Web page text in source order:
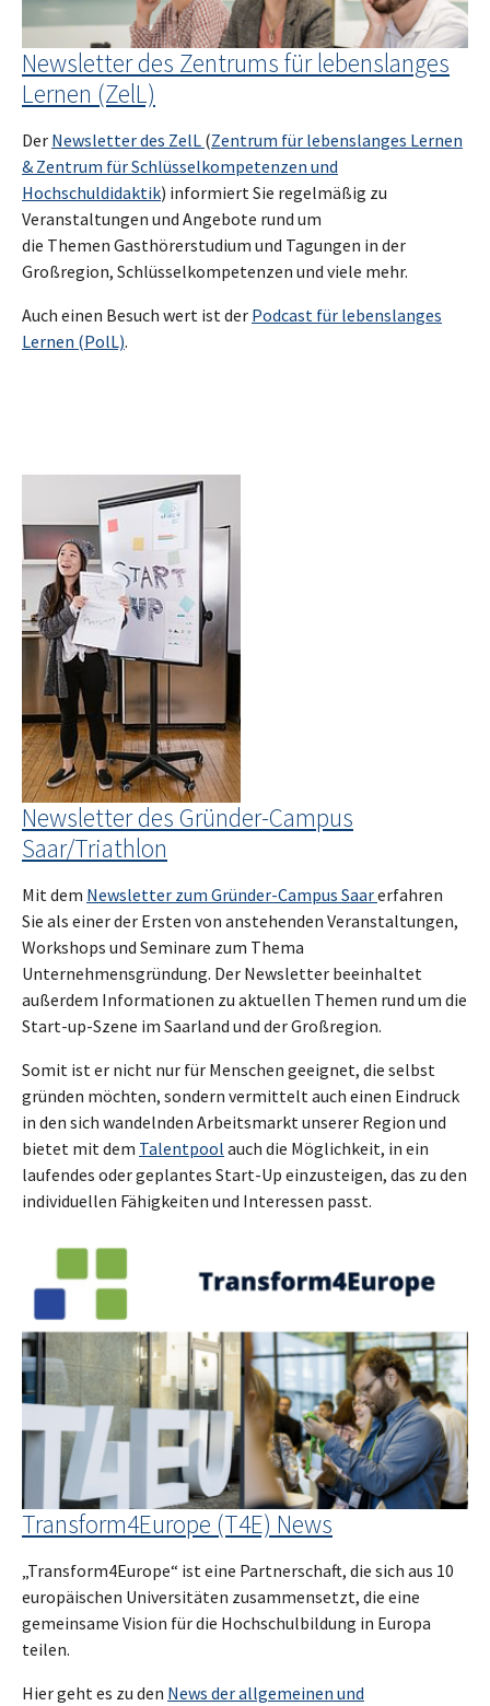
Newsletter des Zentrums für lebenslanges
Lernen (ZelL)
Der Newsletter des ZelL (Zentrum für lebenslanges Lernen
& Zentrum für Schlüsselkompetenzen und
Hochschuldidaktik) informiert Sie regelmäßig zu
Veranstaltungen und Angebote rund um
die Themen Gasthörerstudium und Tagungen in der
Großregion, Schlüsselkompetenzen und viele mehr.
Auch einen Besuch wert ist der Podcast für lebenslanges
Lernen (PolL).
Newsletter des Gründer-Campus
Saar/Triathlon
Mit dem Newsletter zum Gründer-Campus Saarerfahren
Sie als einer der Ersten von anstehenden Veranstaltungen,
Workshops und Seminare zum Thema
Unternehmensgründung. Der Newsletter beeinhaltet
außerdem Informationen zu aktuellen Themen rund um die
Start-up-Szene im Saarland und der Großregion.
Somit ist er nicht nur für Menschen geeignet, die selbst
gründen möchten, sondern vermittelt auch einen Eindruck
in den sich wandelnden Arbeitsmarkt unserer Region und
bietet mit dem Talentpool auch die Möglichkeit, in ein
laufendes oder geplantes Start-Up einzusteigen, das zu den
individuellen Fähigkeiten und Interessen passt.
Transform4Europe (T4E) News
„Transform4Europe“ ist eine Partnerschaft, die sich aus 10
europäischen Universitäten zusammensetzt, die eine
gemeinsame Vision für die Hochschulbildung in Europa
teilen.
Hier geht es zu den News der allgemeinen und